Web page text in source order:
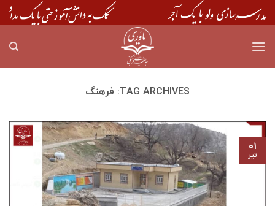
Skip
to
TAG ARCHIVES: فرهنگ
۰۱
تیر